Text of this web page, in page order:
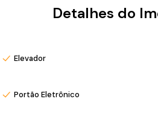
Detalhes do
Elevador
Portão Eletrônico